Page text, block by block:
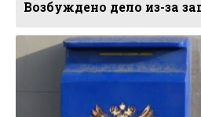
Возбуждено дело из-за